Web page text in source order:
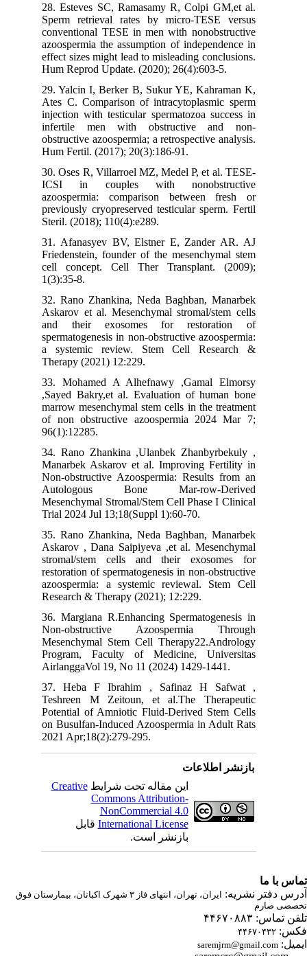
28. Esteves SC, Ramasamy R, Colpi GM,et al.
Sperm retrieval rates by micro-TESE versus
conventional TESE in men with nonobstructive
azoospermia the assumption of independence in
effect sizes might lead to misleading conclusions.
Hum Reprod Update. (2020); 26(4):603-5.
29. Yalcin I, Berker B, Sukur YE, Kahraman K,
Ates C. Comparison of intracytoplasmic sperm
injection with testicular spermatozoa success in
infertile men with obstructive and non-
obstructive azoospermia; a retrospective analysis.
Hum Fertil. (2017); 20(3):186-91.
30. Oses R, Villarroel MZ, Medel P, et al. TESE-
ICSI in couples with nonobstructive
azoospermia: comparison between fresh or
previously cryopreserved testicular sperm. Fertil
Steril. (2018); 110(4):e289.
31. Afanasyev BV, Elstner E, Zander AR. AJ
Friedenstein, founder of the mesenchymal stem
cell concept. Cell Ther Transplant. (2009);
1(3):35-8.
32. Rano Zhankina, Neda Baghban, Manarbek
Askarov et al. Mesenchymal stromal/stem cells
and their exosomes for restoration of
spermatogenesis in non-obstructive azoospermia:
a systemic review. Stem Cell Research &
Therapy (2021) 12:229.
33. Mohamed A Alhefnawy ,Gamal Elmorsy
,Sayed Bakry,et al. Evaluation of human bone
marrow mesenchymal stem cells in the treatment
of non obstructive azoospermia 2024 Mar 7;
96(1):12285.
34. Rano Zhankina ,Ulanbek Zhanbyrbekuly ,
Manarbek Askarov et al. Improving Fertility in
Non-obstructive Azoospermia: Results from an
Autologous Bone Mar-row-Derived
Mesenchymal Stromal/Stem Cell Phase I Clinical
Trial 2024 Jul 13;18(Suppl 1):60-70.
35. Rano Zhankina, Neda Baghban, Manarbek
Askarov , Dana Saipiyeva ,et al. Mesenchymal
stromal/stem cells and their exosomes for
restoration of spermatogenesis in non-obstructive
azoospermia: a systemic reviewal. Stem Cell
Research & Therapy (2021); 12:229.
36. Margiana R.Enhancing Spermatogenesis in
Non-obstructive Azoospermia Through
Mesenchymal Stem Cell Therapy22.Andrology
Program, Faculty of Medicine, Universitas
AirlanggaVol 19, No 11 (2024) 1429-1441.
37. Heba F Ibrahim , Safinaz H Safwat ,
Teshreen M Zeitoun, et al.The Therapeutic
Potential of Amniotic Fluid-Derived Stem Cells
on Busulfan-Induced Azoospermia in Adult Rats
2021 Apr;18(2):279-295.
بازنشر اطلاعات
این مقاله تحت شرایطCreative
Commons Attribution-
NonCommercial 4.0
International Licenseقابل
بازنشر است.
با ما
دفتر نشریه:
ایران، تهران، انتهای فاز ۳ شهرک اکباتان، بیمارستان فوق
صارم
تماس: ۴۴۶۷۰۸۸۳
۴۴۶۷۰۴۳۲
saremjrm@gmail.com